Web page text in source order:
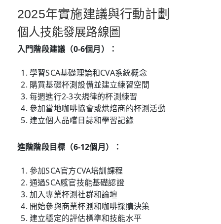
2025年實施建議與行動計劃
個人技能發展路線圖
入門階段建議（0-6個月）：
學習SCA基礎理論和CVA系統概念
購買基礎杯測設備並建立練習空間
每週進行2-3次規律的杯測練習
參加當地咖啡協會或烘焙商的杯測活動
建立個人品嚐日誌和學習記錄
進階階段目標（6-12個月）：
參加SCA官方CVA培訓課程
通過SCA感官技能基礎認證
加入專業杯測社群和論壇
開始參與商業杯測和咖啡採購決策
建立穩定的評估標準和技能水平